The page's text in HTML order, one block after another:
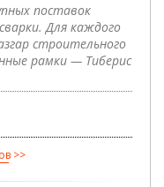
поставок
Для каждого
строительного
рамки — Тиберис